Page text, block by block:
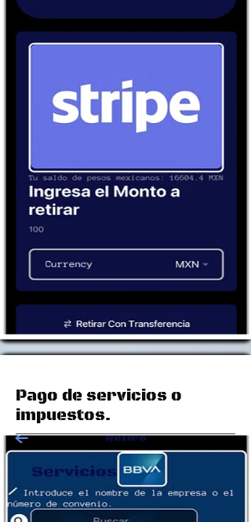
Pago de servicios o
impuestos.